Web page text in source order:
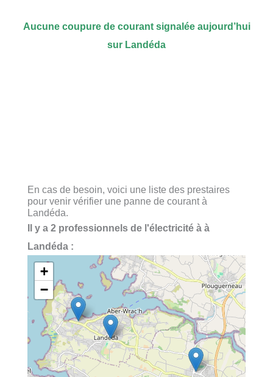
Aucune coupure de courant signalée aujourd’hui
sur Landéda
En cas de besoin, voici une liste des prestaires
pour venir vérifier une panne de courant à
Landéda.
Il y a 2 professionnels de l'électricité à à
Landéda :
+
−